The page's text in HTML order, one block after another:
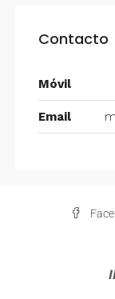
Contacto
Móvil
Email